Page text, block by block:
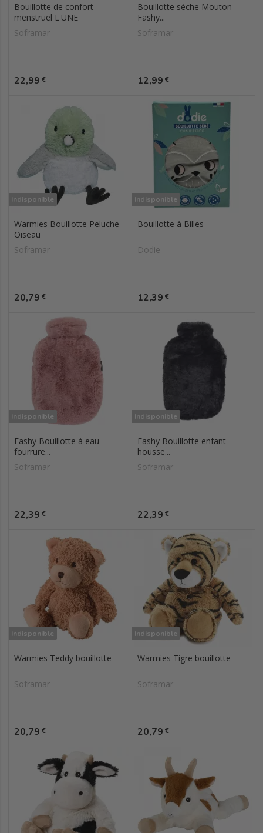
Bouillotte de confort
menstruel L'UNE
Soframar
Prix
22,99 €
Bouillotte sèche Mouton
Fashy...
Soframar
Prix
12,99 €
Indisponible
Warmies Bouillotte Peluche
Oiseau
Soframar
Prix
20,79 €
Indisponible
Bouillotte à Billes
Dodie
Prix
12,39 €
Indisponible
Fashy Bouillotte à eau
fourrure...
Soframar
Prix
22,39 €
Indisponible
Fashy Bouillotte enfant
housse...
Soframar
Prix
22,39 €
Indisponible
Warmies Teddy bouillotte
Soframar
Prix
20,79 €
Indisponible
Warmies Tigre bouillotte
Soframar
Prix
20,79 €